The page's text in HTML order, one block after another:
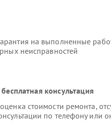
на выполненные
неисправностей
консультация
стоимости ремонта,
по телефону или